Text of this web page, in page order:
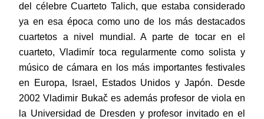
del célebre Cuarteto Talich, que estaba considerado
ya en esa época como uno de los más destacados
cuartetos a nivel mundial. A parte de tocar en el
cuarteto, Vladimír toca regularmente como solista y
músico de cámara en los más importantes festivales
en Europa, Israel, Estados Unidos y Japón. Desde
2002 Vladimir Bukač es además profesor de viola en
la Universidad de Dresden y profesor invitado en el